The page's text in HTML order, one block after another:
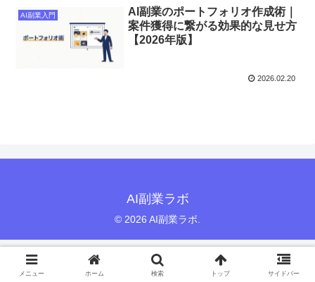
AI副業入門
AI副業のポートフォリオ作成術｜
案件獲得に繋がる効果的な見せ方
【2026年版】
2026.02.20
AI副業ラボ
© 2026 AI副業ラボ.
メニュー ホーム 検索 トップ サイドバー